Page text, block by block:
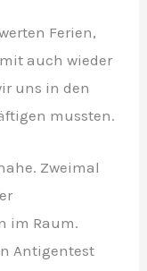
Ferien,
auch wieder
uns in den
mussten.
Zweimal
im Raum.
Antigentest